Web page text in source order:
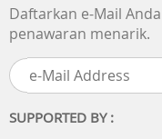
Daftarkan e-Mail
penawaran menarik.
SUPPORTED BY :